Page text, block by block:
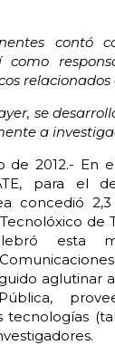
contó
como
se
a
de 2012.- En
para el
concedió
de
esta
aglutinar
tecnologías